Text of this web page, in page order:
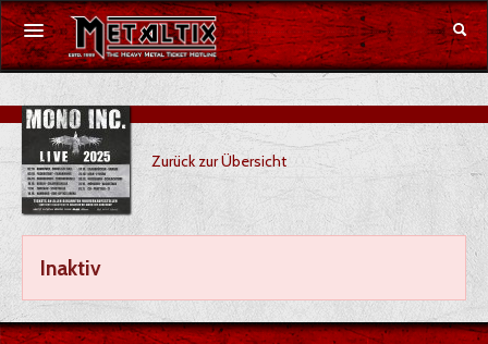
Konzerte
Festivals
Gutschein
Merchandise
DE|EN
Zurück zur Übersicht
Inaktiv